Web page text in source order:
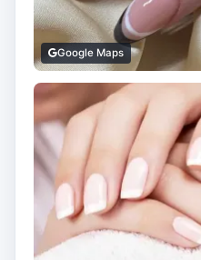
Google Maps